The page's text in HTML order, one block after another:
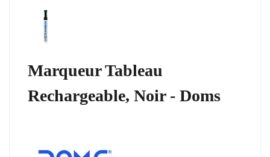
Marqueur Tableau
Rechargeable, Noir - Doms